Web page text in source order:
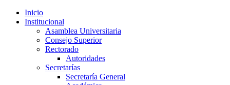
Inicio
Institucional
Asamblea Universitaria
Consejo Superior
Rectorado
Autoridades
Secretarías
Secretaría General